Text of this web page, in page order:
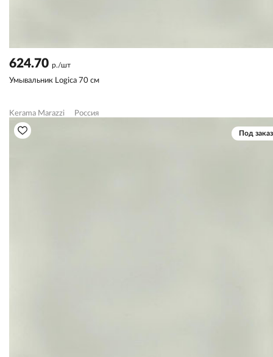
624.70 р./шт
Умывальник Logica 70 см
Kerama Marazzi Россия
Под заказ